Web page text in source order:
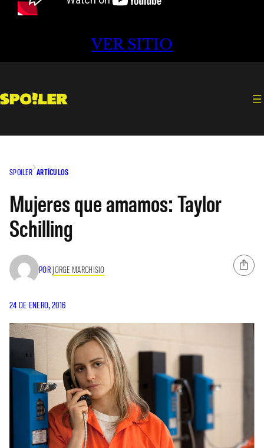
VER SITIO
SPOILER ARTÍCULOS
Mujeres que amamos: Taylor
Schilling
POR JORGE MARCHISIO
24 DE ENERO, 2016